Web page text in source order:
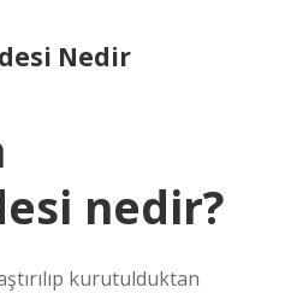
Nedir
nedir?
kurutulduktan